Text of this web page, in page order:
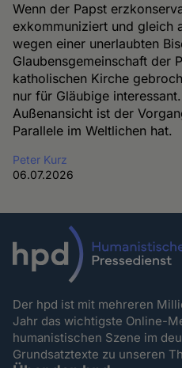
Wenn der Papst
exkommuniziert und gleich
wegen einer unerlaubten
Glaubensgemeinschaft der
katholischen Kirche
nur für Gläubige
Außenansicht ist der
Parallele im Weltlichen hat.
Peter Kurz
06.07.2026
Der hpd ist mit mehreren
Jahr das wichtigste Online-
humanistischen Szene im
Grundsatztexte zu unseren